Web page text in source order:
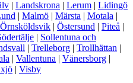
| Landskrona | Lerum | Lidingö
| Malmö | Märsta | Motala |
Örnsköldsvik | Östersund | Piteå |
| Sollentuna och
| Trelleborg | Trollhättan |
| Vallentuna | Vänersborg |
| Visby